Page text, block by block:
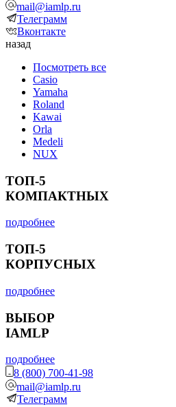
mail@iamlp.ru
Телеграмм
Вконтакте
назад
Посмотреть все
Casio
Yamaha
Roland
Kawai
Orla
Medeli
NUX
ТОП-5
КОМПАКТНЫХ
подробнее
ТОП-5
КОРПУСНЫХ
подробнее
ВЫБОР
IAMLP
подробнее
8 (800) 700-41-98
mail@iamlp.ru
Телеграмм